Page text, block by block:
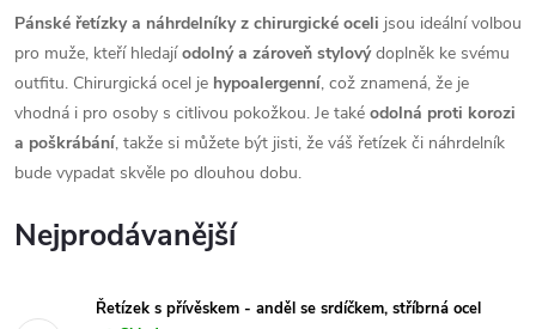
Pánské řetízky a náhrdelníky z chirurgické oceli jsou ideální volbou
pro muže, kteří hledajíodolný a zároveň stylovýdoplněk ke svému
outfitu. Chirurgická ocel je hypoalergenní, což znamená, že je
vhodná i pro osoby s citlivou pokožkou. Je také odolná proti korozi
a poškrábání, takže si můžete být jisti, že váš řetízek či náhrdelník
bude vypadat skvěle po dlouhou dobu.
Nejprodávanější
Řetízek s přívěskem - anděl se srdíčkem, stříbrná ocel